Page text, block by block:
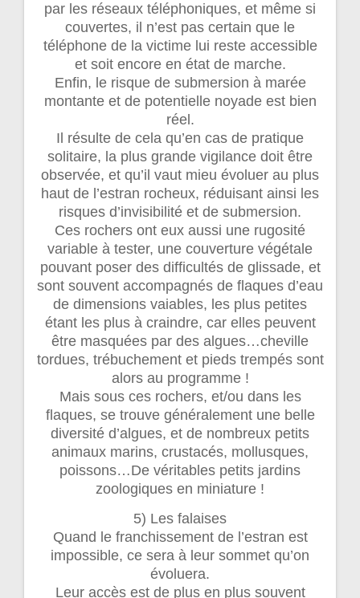
par les réseaux téléphoniques, et même si
couvertes, il n’est pas certain que le
téléphone de la victime lui reste accessible
et soit encore en état de marche.
Enfin, le risque de submersion à marée
montante et de potentielle noyade est bien
réel.
Il résulte de cela qu’en cas de pratique
solitaire, la plus grande vigilance doit être
observée, et qu’il vaut mieu évoluer au plus
haut de l’estran rocheux, réduisant ainsi les
risques d’invisibilité et de submersion.
Ces rochers ont eux aussi une rugosité
variable à tester, une couverture végétale
pouvant poser des difficultés de glissade, et
sont souvent accompagnés de flaques d’eau
de dimensions vaiables, les plus petites
étant les plus à craindre, car elles peuvent
être masquées par des algues…cheville
tordues, trébuchement et pieds trempés sont
alors au programme !
Mais sous ces rochers, et/ou dans les
flaques, se trouve généralement une belle
diversité d’algues, et de nombreux petits
animaux marins, crustacés, mollusques,
poissons…De véritables petits jardins
zoologiques en miniature !
5) Les falaises
Quand le franchissement de l’estran est
impossible, ce sera à leur sommet qu’on
évoluera.
Leur accès est de plus en plus souvent